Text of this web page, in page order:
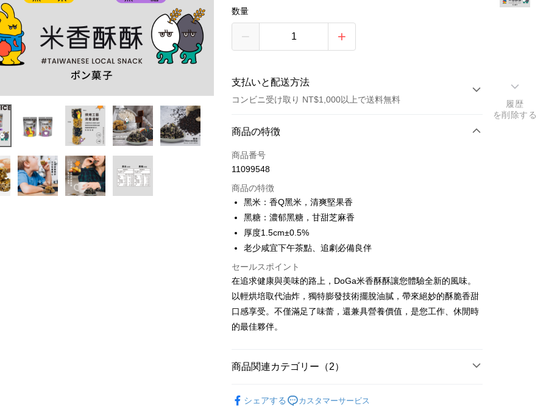
数量
支払いと配送方法
コンビニ受け取り NT$1,000以上で送料無料
お支払い方法
クレジットカード1回払い
コンビニ店頭代金引換
LINE Pay
Apple Pay
Easy Wallet
Google Pay
AFTEE代金後払い
説明
一、 AFTEE代金後払いについて
1.お支払い方法でAFTEE代金後払いを選択すると、携帯電話認証ウィン
す。
5.商品受け取り時のお支払いは不要です。商品を確かめてから、SMSま
ATM払い
全家取貨付款
商品の特徴
商品番号
11099548
商品の特徴
黑米：香Q黑米，清爽堅果香
黑糖：濃郁黑糖，甘甜芝麻香
厚度1.5cm±0.5%
老少咸宜下午茶點、追劇必備良伴
セールスポイント
在追求健康與美味的路上，DoGa米香酥酥讓您體驗全新的風味。
以輕烘培取代油炸，獨特膨發技術擺脫油膩，帶來絕妙的酥脆香甜
口感享受。不僅滿足了味蕾，還兼具營養價值，是您工作、休閒時
的最佳夥伴。
商品関連カテゴリー（2）
シェアする カスタマーサービス
履歴
を削除する